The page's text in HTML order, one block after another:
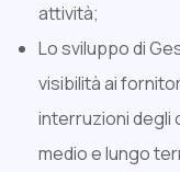
attività;
Lo sviluppo di
visibilità ai
interruzioni degli
medio e lungo